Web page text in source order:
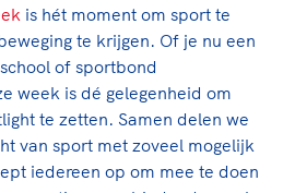
Verhoeven, Diede de
Elftal. Of met trots te
van je dochter,
je moeder of de
je buurjongen.
veilige
de club? Wat mag wel
kantine en online?
Een gedragscode geeft
voor de volgende functies
experts, coaches,
directeuren, managers en
is hét moment om sport te
te krijgen. Of je nu een
of sportbond
week is dé gelegenheid om
te zetten. Samen delen we
van sport met zoveel mogelijk
iedereen op om mee te doen